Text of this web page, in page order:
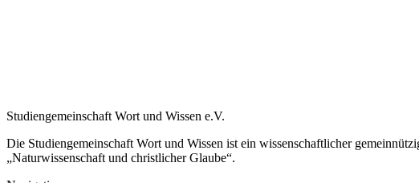
Studiengemeinschaft Wort und Wissen e.V.
Die Studiengemeinschaft Wort und Wissen ist ein wissenschaftlicher
„Naturwissenschaft und christlicher Glaube“.